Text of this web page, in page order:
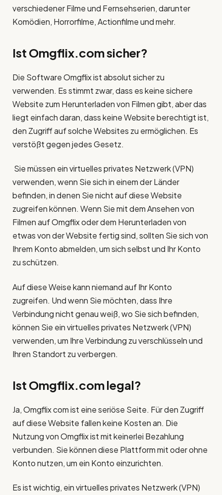
verschiedener Filme und Fernsehserien, darunter
Komödien, Horrorfilme, Actionfilme und mehr.
Ist Omgflix.com sicher?
Die Software Omgflix ist absolut sicher zu
verwenden. Es stimmt zwar, dass es keine sichere
Website zum Herunterladen von Filmen gibt, aber das
liegt einfach daran, dass keine Website berechtigt ist,
den Zugriff auf solche Websites zu ermöglichen. Es
verstößt gegen jedes Gesetz.
Sie müssen ein virtuelles privates Netzwerk (VPN)
verwenden, wenn Sie sich in einem der Länder
befinden, in denen Sie nicht auf diese Website
zugreifen können. Wenn Sie mit dem Ansehen von
Filmen auf Omgflix oder dem Herunterladen von
etwas von der Website fertig sind, sollten Sie sich von
Ihrem Konto abmelden, um sich selbst und Ihr Konto
zu schützen.
Auf diese Weise kann niemand auf Ihr Konto
zugreifen. Und wenn Sie möchten, dass Ihre
Verbindung nicht genau weiß, wo Sie sich befinden,
können Sie ein virtuelles privates Netzwerk (VPN)
verwenden, um Ihre Verbindung zu verschlüsseln und
Ihren Standort zu verbergen.
Ist Omgflix.com legal?
Ja, Omgflix com ist eine seriöse Seite. Für den Zugriff
auf diese Website fallen keine Kosten an. Die
Nutzung von Omgflix ist mit keinerlei Bezahlung
verbunden. Sie können diese Plattform mit oder ohne
Konto nutzen, um ein Konto einzurichten.
Es ist wichtig, ein virtuelles privates Netzwerk (VPN)